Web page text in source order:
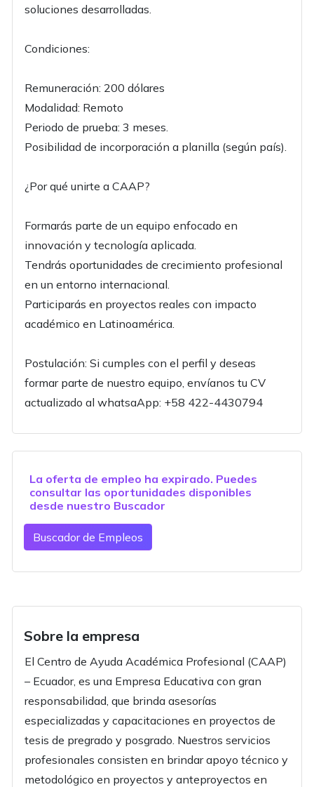
soluciones desarrolladas.
Condiciones:
Remuneración: 200 dólares
Modalidad: Remoto
Periodo de prueba: 3 meses.
Posibilidad de incorporación a planilla (según país).
¿Por qué unirte a CAAP?
Formarás parte de un equipo enfocado en
innovación y tecnología aplicada.
Tendrás oportunidades de crecimiento profesional
en un entorno internacional.
Participarás en proyectos reales con impacto
académico en Latinoamérica.
Postulación: Si cumples con el perfil y deseas
formar parte de nuestro equipo, envíanos tu CV
actualizado al whatsaApp: +58 422-4430794
La oferta de empleo ha expirado. Puedes
consultar las oportunidades disponibles
desde nuestro Buscador
Buscador de Empleos
Sobre la empresa
El Centro de Ayuda Académica Profesional (CAAP)
– Ecuador, es una Empresa Educativa con gran
responsabilidad, que brinda asesorías
especializadas y capacitaciones en proyectos de
tesis de pregrado y posgrado. Nuestros servicios
profesionales consisten en brindar apoyo técnico y
metodológico en proyectos y anteproyectos en